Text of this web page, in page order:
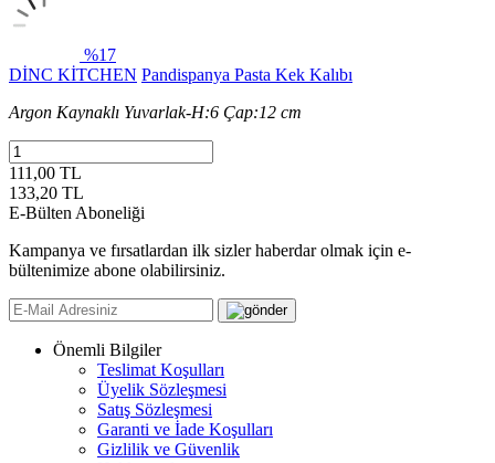
%17
DİNC KİTCHEN Pandispanya Pasta Kek Kalıbı
Argon Kaynaklı Yuvarlak-H:6 Çap:12 cm
111,00 TL
133,20 TL
E-Bülten Aboneliği
Kampanya ve fırsatlardan ilk sizler haberdar olmak için e-
bültenimize abone olabilirsiniz.
Önemli Bilgiler
Teslimat Koşulları
Üyelik Sözleşmesi
Satış Sözleşmesi
Garanti ve İade Koşulları
Gizlilik ve Güvenlik